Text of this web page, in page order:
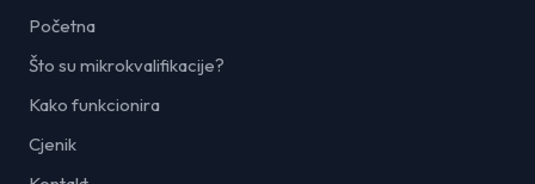
Početna
Što su mikrokvalifikacije?
Kako funkcionira
Cjenik